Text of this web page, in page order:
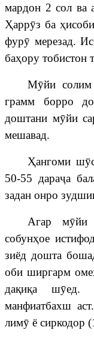
мардон 2 сол ва
Ҳаррӯз ба ҳисоби
фурӯ мерезад.
баҳору тобистон
Мӯйи солим
грамм борро
доштани мӯйи
мешавад.
Ҳангоми шӯ
50-55 дараҷа
задан онро
Агар мӯйи
собунҳое
зиёд дошта
оби ширгарм
дақиқа шӯед.
манфиатбахш аст.
лимӯ ё сиркодор